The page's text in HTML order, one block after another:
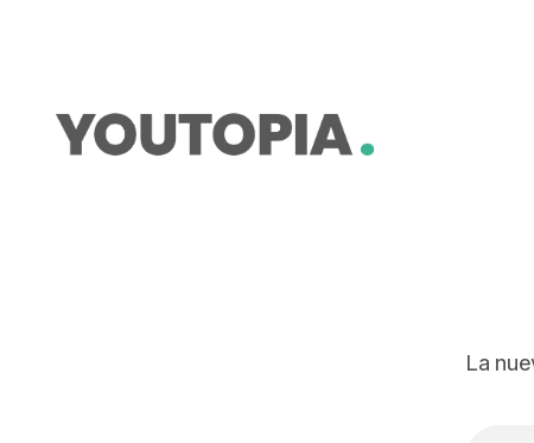
La